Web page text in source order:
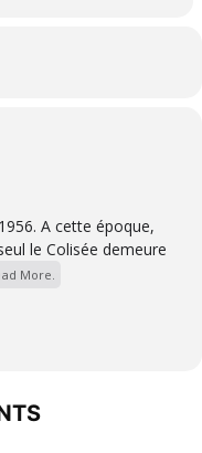
A cette époque,
le Colisée demeure
More.